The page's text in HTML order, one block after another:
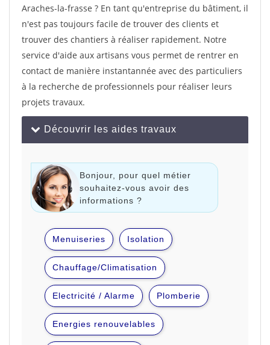
Araches-la-frasse ? En tant qu'entreprise du bâtiment, il
n'est pas toujours facile de trouver des clients et
trouver des chantiers à réaliser rapidement. Notre
service d'aide aux artisans vous permet de rentrer en
contact de manière instantannée avec des particuliers
à la recherche de professionnels pour réaliser leurs
projets travaux.